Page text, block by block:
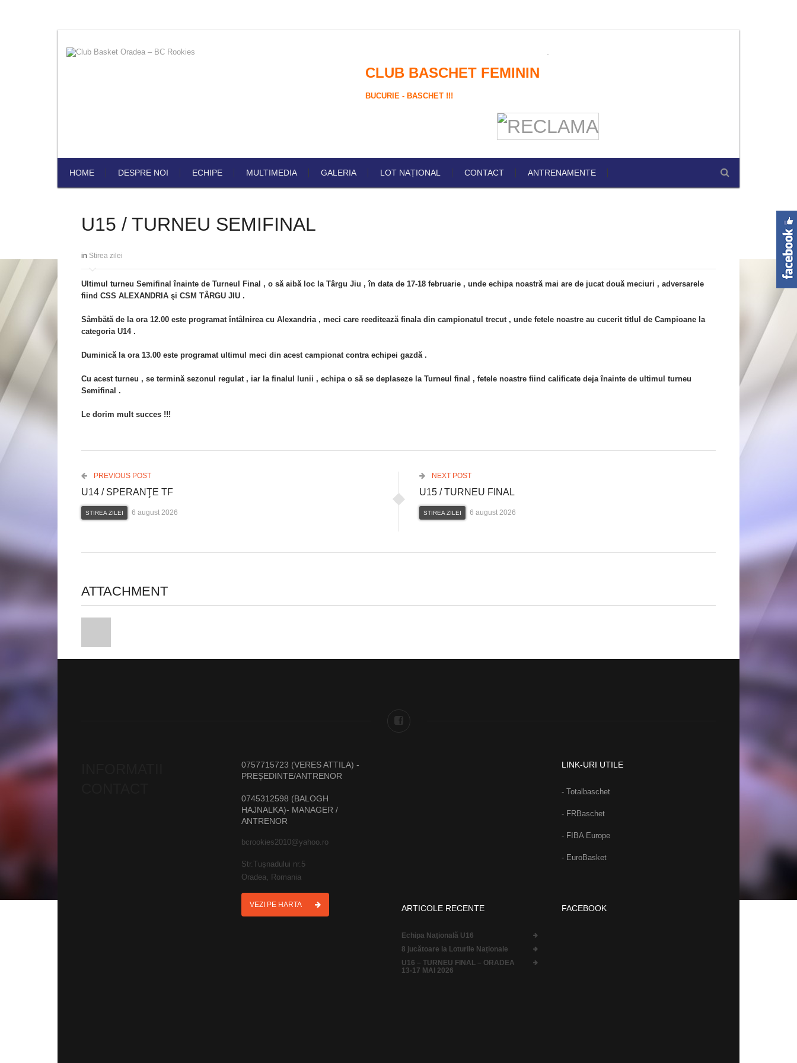
CLUB BASCHET FEMININ
BUCURIE - BASCHET !!!
HOME DESPRE NOI ECHIPE MULTIMEDIA GALERIA LOT NAȚIONAL CONTACT ANTRENAMENTE
U15 / TURNEU SEMIFINAL
in Stirea zilei
Ultimul turneu Semifinal înainte de Turneul Final , o să aibă loc la Târgu Jiu , în data de 17-18 februarie , unde echipa noastră mai are de jucat două meciuri , adversarele
fiind CSS ALEXANDRIA şi CSM TÂRGU JIU .
Sâmbătă de la ora 12.00 este programat întâlnirea cu Alexandria , meci care reeditează finala din campionatul trecut , unde fetele noastre au cucerit titlul de Campioane la
categoria U14 .
Duminică la ora 13.00 este programat ultimul meci din acest campionat contra echipei gazdă .
Cu acest turneu , se termină sezonul regulat , iar la finalul lunii , echipa o să se deplaseze la Turneul final , fetele noastre fiind calificate deja înainte de ultimul turneu
Semifinal .
Le dorim mult succes !!!
PREVIOUS POST
U14 / SPERANŢE TF
STIREA ZILEI 6 august 2026
NEXT POST
U15 / TURNEU FINAL
STIREA ZILEI 6 august 2026
ATTACHMENT
0757715723 (VERES ATTILA) -
PREȘEDINTE/ANTRENOR
0745312598 (BALOGH
HAJNALKA)- MANAGER /
ANTRENOR
bcrookies2010@yahoo.ro
Str.Tușnadului nr.5
Oradea, Romania
VEZI PE HARTA
LINK-URI UTILE
- Totalbaschet
- FRBaschet
- FIBA Europe
- EuroBasket
ARTICOLE RECENTE
Echipa Naţională U16
8 jucătoare la Loturile Naționale
U16 – TURNEU FINAL – ORADEA
13-17 MAI 2026
FACEBOOK